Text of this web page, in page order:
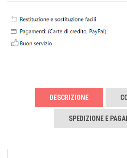
DESCRIZIONE
SPEDIZIONE E